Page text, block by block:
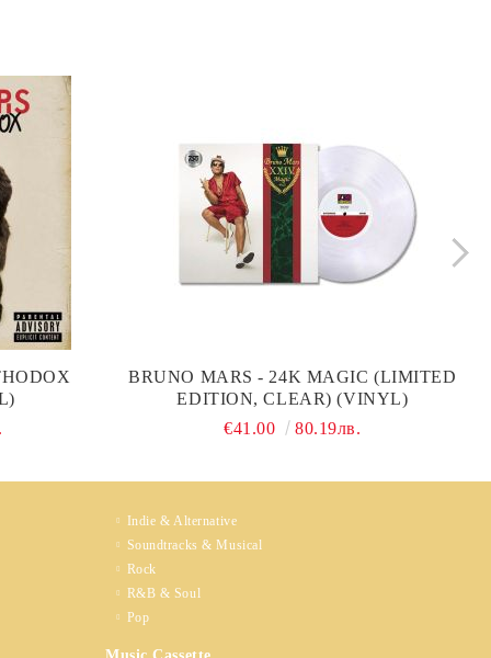
BRUNO MARS - 24K MAGIC (LIMITED
EDITION, CLEAR) (VINYL)
€41.00
80.19лв.
Indie & Alternative
Soundtracks & Musical
Rock
R&B & Soul
Pop